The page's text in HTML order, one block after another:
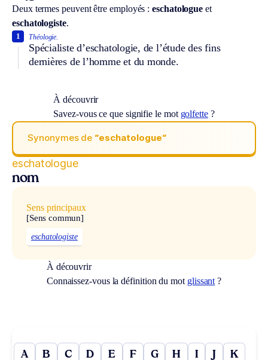
Deux termes peuvent être employés :eschatologue et
eschatologiste.
Théologie.
Spécialiste d’eschatologie, de l’étude des fins
dernières de l’homme et du monde.
1
À découvrir
Savez-vous ce que signifie le mot golfette?
Synonymes de “eschatologue“
eschatologue
nom
Sens principaux
[Sens commun]
eschatologiste
À découvrir
Connaissez-vous la définition du mot glissant ?
A B C D E F G H I J K